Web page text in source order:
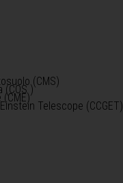
(CMS)
(COS )
Telescope (CCGET)